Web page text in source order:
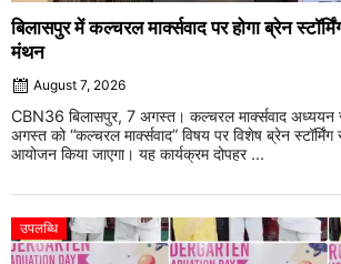
बिलासपुर में कल्चरल मार्क्सवाद पर होगा ब्रेन
मंथन
August 7, 2026
CBN36 बिलासपुर, 7 अगस्त। कल्चरल मार्क्सवाद अध्ययन
अगस्त को “कल्चरल मार्क्सवाद” विषय पर विशेष ब्रेन
आयोजन किया जाएगा। यह कार्यक्रम दोपहर ...
उपलब्धि